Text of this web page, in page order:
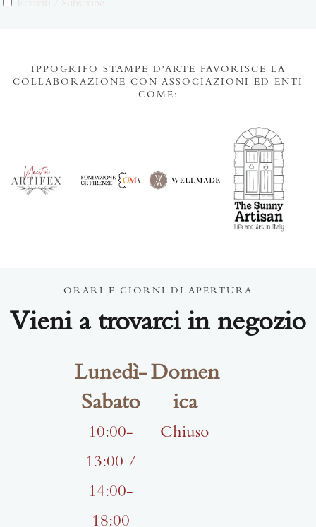
IPPOGRIFO STAMPE D'ARTE FAVORISCE LA
COLLABORAZIONE CON ASSOCIAZIONI ED ENTI
COME:
ORARI E GIORNI DI APERTURA
Vieni a trovarci in negozio
Lunedì-
Sabato
10:00-
13:00 /
14:00-
18:00
Domen
ica
Chiuso